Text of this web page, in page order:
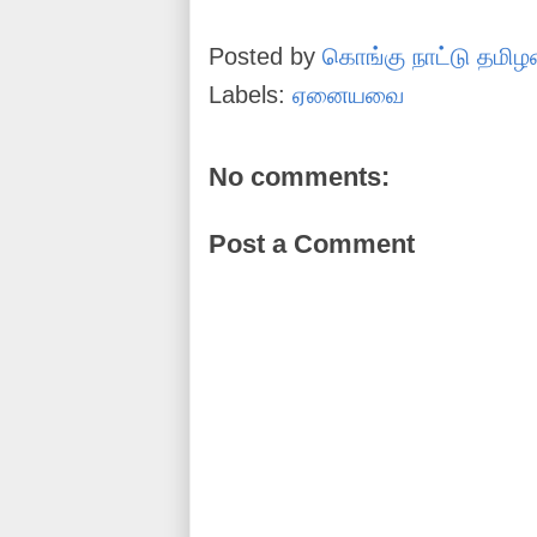
Posted by கொங்கு நாட்டு
Labels: ஏனையவை
No comments:
Post a Comment